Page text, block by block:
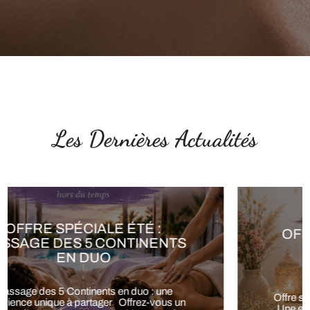
Les Dernières Actualités
OFFRE SPÉCIALE ÉTÉ : SOIN
ÉNERGÉTIQUE 6ÈME
CONTINENT EN DUO
Offre spéciale été: Soin du 6ᵉ Continent en duo